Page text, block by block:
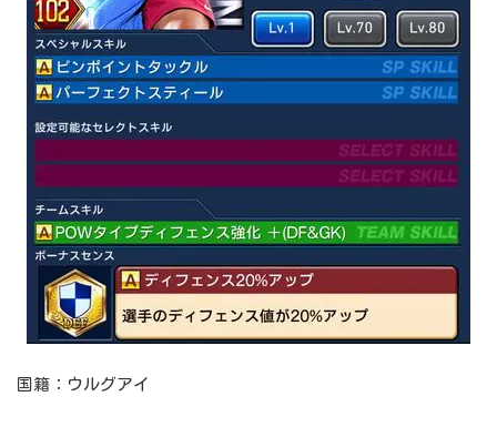
国籍：ウルグアイ